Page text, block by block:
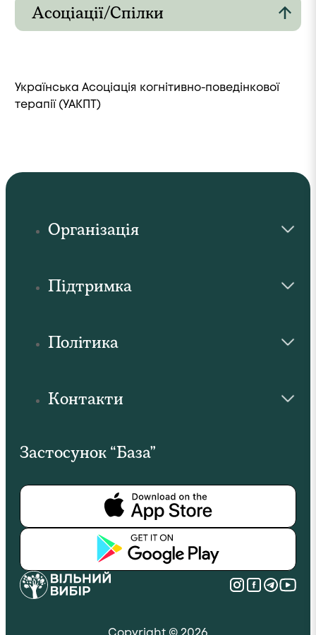
Асоціації/Спілки
Українська Асоціація когнітивно-поведінкової
терапії (УАКПТ)
Організація
Підтримка
Політика
Контакти
Застосунок “База”